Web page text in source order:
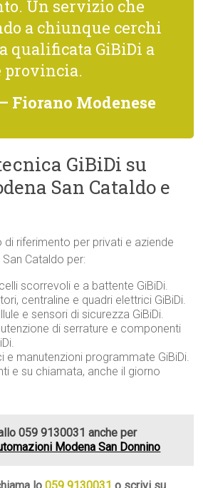
Un servizio che
a chiunque cerchi
qualificata GiBiDi a
provincia.
Fiorano Modenese
GiBiDi su
San Cataldo e
di riferimento per privati e aziende
Cataldo per:
scorrevoli e a battente GiBiDi.
centraline e quadri elettrici GiBiDi.
e sensori di sicurezza GiBiDi.
di serrature e componenti
e manutenzioni programmate GiBiDi.
e su chiamata, anche il giorno
059 9130031 anche per
Modena San Donnino